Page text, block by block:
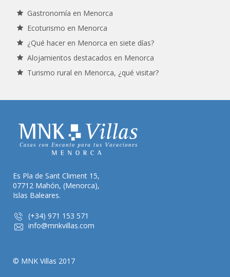
Gastronomía en Menorca
Ecoturismo en Menorca
¿Qué hacer en Menorca en siete días?
Alojamientos destacados en Menorca
Turismo rural en Menorca, ¿qué visitar?
Es Pla de Sant Climent 15,
07712 Mahón, (Menorca),
Islas Baleares.
(+34) 971 153 571
info@mnkvillas.com
© MNK Villas 2017